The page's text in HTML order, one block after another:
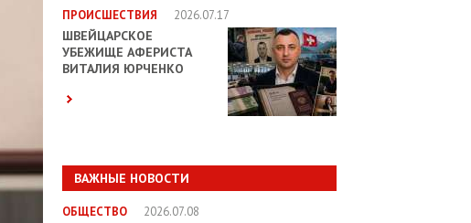
ПРОИСШЕСТВИЯ 2026.07.17
ШВЕЙЦАРСКОЕ
УБЕЖИЩЕ АФЕРИСТА
ВИТАЛИЯ ЮРЧЕНКО
ВАЖНЫЕ НОВОСТИ
ОБЩЕСТВО 2026.07.08